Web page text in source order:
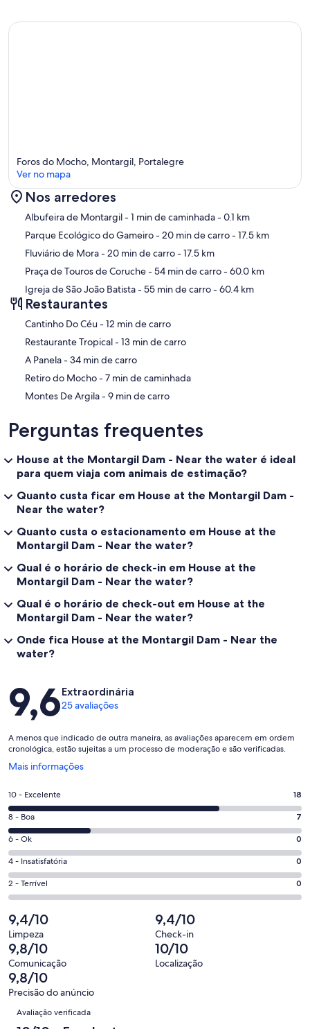
Mapa
Foros do Mocho, Montargil, Portalegre
Ver no mapa
Nos arredores
Albufeira de Montargil- 1 min de caminhada- 0.1 km
Parque Ecológico do Gameiro- 20 min de carro- 17.5 km
Fluviário de Mora- 20 min de carro- 17.5 km
Praça de Touros de Coruche- 54 min de carro- 60.0 km
Igreja de São João Batista- 55 min de carro- 60.4 km
Restaurantes
‪Cantinho Do Céu - ‬12 min de carro
‪Restaurante Tropical - ‬13 min de carro
‪A Panela - ‬34 min de carro
‪Retiro do Mocho - ‬7 min de caminhada
‪Montes De Argila - ‬9 min de carro
Perguntas frequentes
House at the Montargil Dam - Near the water é ideal
para quem viaja com animais de estimação?
Quanto custa ficar em House at the Montargil Dam -
Near the water?
Quanto custa o estacionamento em House at the
Montargil Dam - Near the water?
Qual é o horário de check-in em House at the
Montargil Dam - Near the water?
Qual é o horário de check-out em House at the
Montargil Dam - Near the water?
Onde fica House at the Montargil Dam - Near the
water?
Avaliações
9,6Extraordinária
25 avaliações
A menos que indicado de outra maneira, as avaliações aparecem em ordem
cronológica, estão sujeitas a um processo de moderação e são verificadas.
Mais informações
Abre
uma
nova
janela
Nota
10
-
Excelente.
18
de
25
avaliações
10 - Excelente 18
Nota
8
-
Boa.
7
de
avaliações
8 - Boa 7
Nota
6
-
Ok.
0
de
25
avaliações
6 - Ok 0
Nota
4
-
0
de
25
avaliações
4 - Insatisfatória 0
Nota
2
-
Terrível.
0
de
25
avaliações
2 - Terrível 0
9,4/10
Limpeza
9,4/10
Check-in
9,8/10
Comunicação
10/10
Localização
9,8/10
Precisão do anúncio
Avaliações
Avaliação verificada